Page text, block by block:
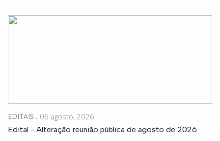
EDITAIS 06 agosto, 2026
Edital - Alteração reunião pública de agosto de 2026